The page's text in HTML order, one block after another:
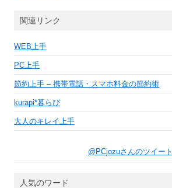
関連リンク
WEB上手
PC上手
節約上手 – 携帯電話・スマホ料金の節約術
kurapi*暮らぴ
大人のキレイ上手
@PCjozuさんのツイート
人気のワード